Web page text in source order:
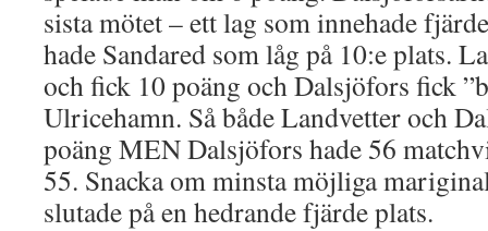
sista mötet – ett lag som innehade
hade Sandared som låg på 10:e plats.
och fick 10 poäng och Dalsjöfors fick
Ulricehamn. Så både Landvetter och
poäng MEN Dalsjöfors hade 56
55. Snacka om minsta möjliga
slutade på en hedrande fjärde plats.